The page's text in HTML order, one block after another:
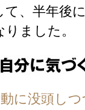
、半年後
ました。
に没頭しつ